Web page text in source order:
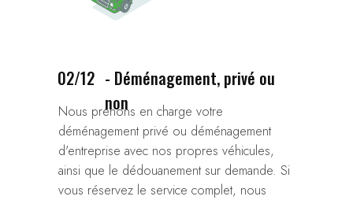
- Déménagement, privé ou
non
02/12
Nous prenons en charge votre
déménagement privé ou déménagement
d'entreprise avec nos propres véhicules,
ainsi que le dédouanement sur demande. Si
vous réservez le service complet, nous